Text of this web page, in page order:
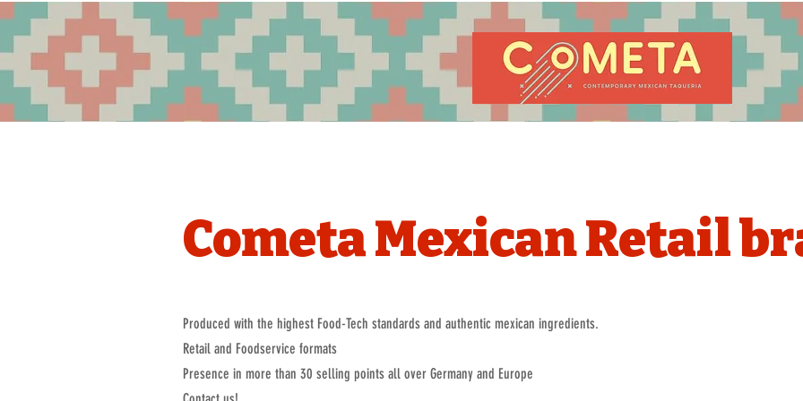
Cometa Mexican Retail
Produced with the highest Food-Tech standards and authentic mexican ingredients.
Retail and Foodservice formats
Presence in more than 30 selling points all over Germany and Europe